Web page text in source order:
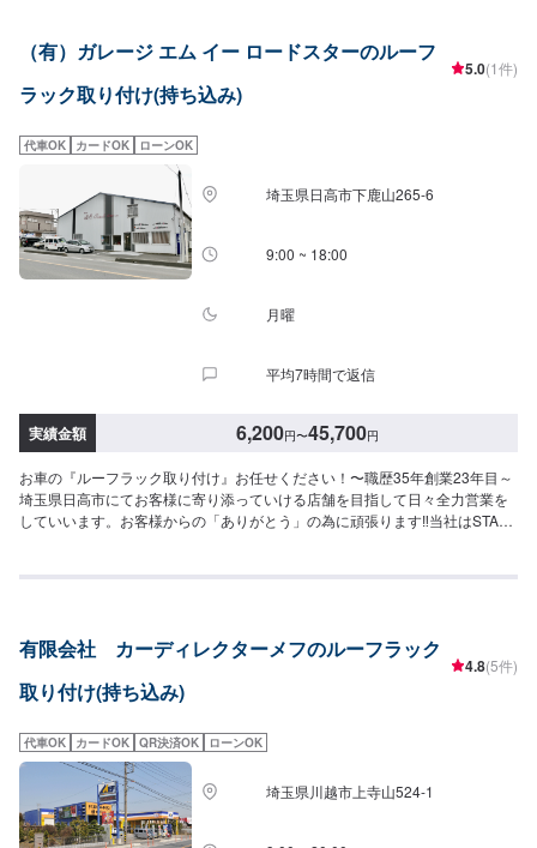
（有）ガレージ エム イー ロードスターのルーフ
ラック取り付け(持ち込み)
5.0(1件)
代車OK カードOK ローンOK
埼玉県日高市下鹿山265-6
9:00 ~ 18:00
月曜
平均7時間で返信
実績金額 6,200円〜45,700円
お車の『ルーフラック取り付け』お任せください！〜職歴35年創業23年目～
埼玉県日高市にてお客様に寄り添っていける店舗を目指して日々全力営業を
していいます。お客様からの「ありがとう」の為に頑張ります‼当社はSTAFF
希望のお客様は車種情報・車検証・パーツの詳細をオファー送信時にお送り
>自費修理、整備に限り代車の貸し出しを無料で行っております。有償でのレ
ンタル貸出も行っております。お気軽にご相談下さい。※代車の燃料代はお客
様にご負担いただいております。<定休日・営業時間>定休日：月曜日営業時
有限会社 カーディレクターメフのルーフラック
取り付け(持ち込み)
4.8(5件)
代車OK カードOK QR決済OK ローンOK
埼玉県川越市上寺山524-1